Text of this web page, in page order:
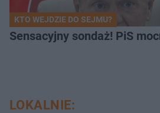
KTO WEJDZIE DO SEJMU?
Sensacyjny sondaż! PiS
LOKALNIE: